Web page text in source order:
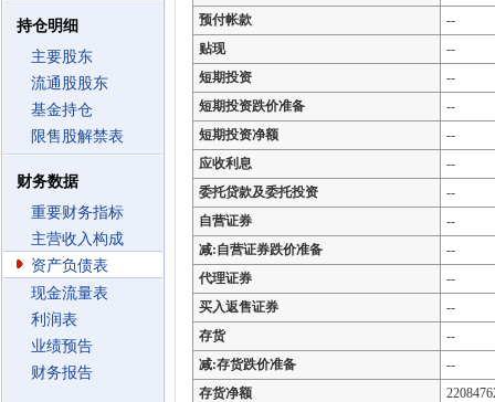
持仓明细
主要股东
流通股股东
基金持仓
限售股解禁表
财务数据
重要财务指标
主营收入构成
资产负债表
现金流量表
利润表
业绩预告
财务报告
预付帐款
--
贴现
--
短期投资
--
短期投资跌价准备
--
短期投资净额
--
应收利息
--
委托贷款及委托投资
--
自营证券
--
减:自营证券跌价准备
--
代理证券
--
买入返售证券
--
存货
--
减:存货跌价准备
--
存货净额